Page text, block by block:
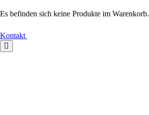
Es befinden sich keine Produkte im Warenkorb.
Kontakt